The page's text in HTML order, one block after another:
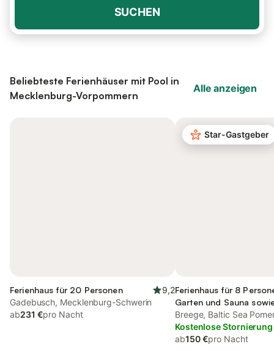
SUCHEN
Beliebteste Ferienhäuser mit Pool in
Mecklenburg-Vorpommern
Alle anzeigen
Ferienhaus für 20 Personen
9,2
Gadebusch, Mecklenburg-Schwerin
ab231 €pro Nacht
Star-Gastgeber
Ferienhaus für 8
Garten und Sauna
Breege, Baltic Sea
Kostenlose Stornierung
ab150 €pro Nacht